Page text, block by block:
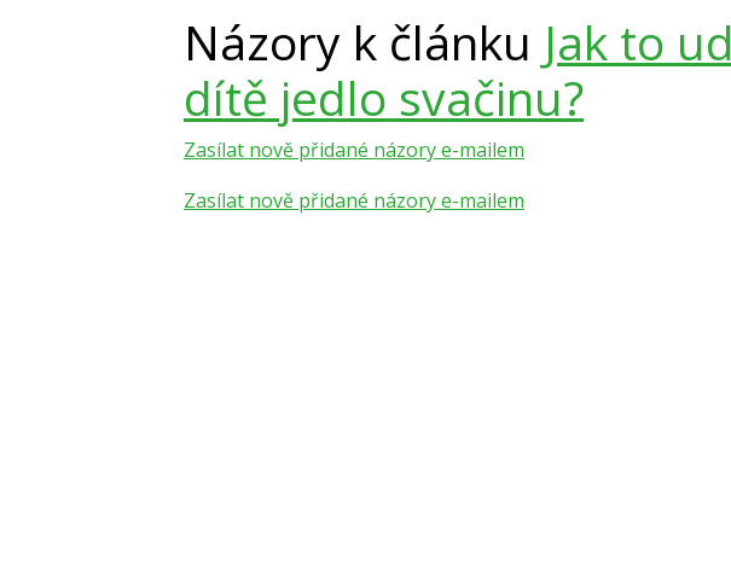
Názory k článku Jak to
dítě jedlo svačinu?
Zasílat nově přidané názory e-mailem
Zasílat nově přidané názory e-mailem